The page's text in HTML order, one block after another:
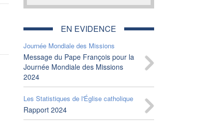
EN EVIDENCE
Journée Mondiale des Missions
Message du Pape François pour la
Journée Mondiale des Missions
2024
Les Statistiques de l'Église catholique
Rapport 2024